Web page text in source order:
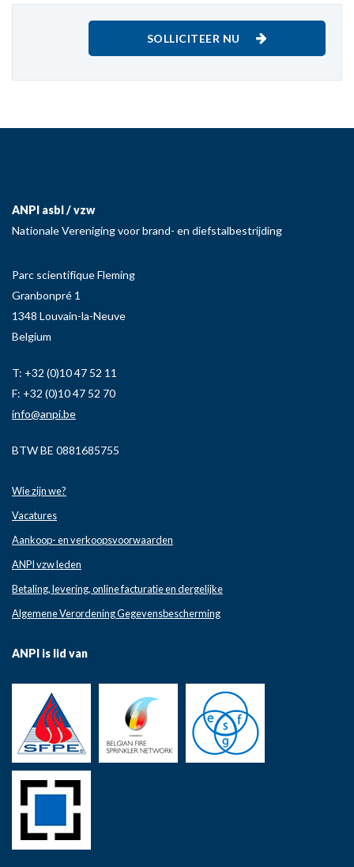
SOLLICITEER NU
ANPI asbl / vzw
Nationale Vereniging voor brand- en diefstalbestrijding
Parc scientifique Fleming
Granbonpré 1
1348 Louvain-la-Neuve
Belgium
T: +32 (0)10 47 52 11
F: +32 (0)10 47 52 70
info@anpi.be
BTW BE 0881685755
Wie zijn we?
Vacatures
Aankoop- en verkoopsvoorwaarden
ANPI vzw leden
Betaling, levering, online facturatie en dergelijke
Algemene Verordening Gegevensbescherming
ANPI is lid van